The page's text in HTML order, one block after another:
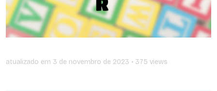
atualizado em 3 de novembro de 2023 • 375 views